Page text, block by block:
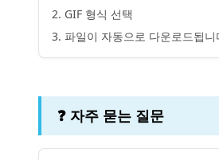
2. GIF 형식 선택
3. 파일이 자동으로 다운로드됩니
❓ 자주 묻는 질문